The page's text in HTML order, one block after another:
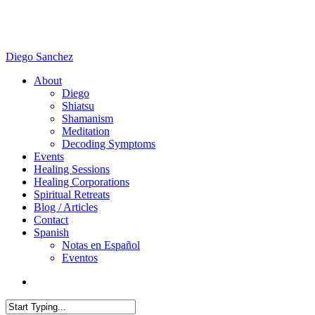
Diego Sanchez
search
Menu
About
Diego
Shiatsu
Shamanism
Meditation
Decoding Symptoms
Events
Healing Sessions
Healing Corporations
Spiritual Retreats
Blog / Articles
Contact
Spanish
Notas en Español
Eventos